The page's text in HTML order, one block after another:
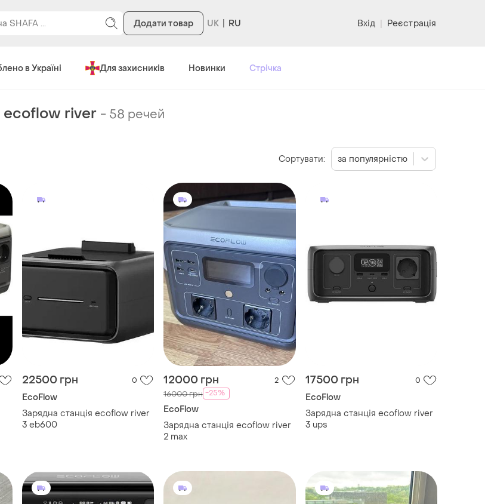
Додати товар RU Вхід | Реєстрація
в Україні Для захисників Новинки Стрічка
ecoflow river - 58 речей
22500 грн 0
EcoFlow
Зарядна станція ecoflow river
3 eb600
12000 грн 2
16000 грн -25%
EcoFlow
Зарядна станція ecoflow river
2 max
17500 грн 0
EcoFlow
Зарядна станція ecoflow river
3 ups
Сортувати: за популярністю